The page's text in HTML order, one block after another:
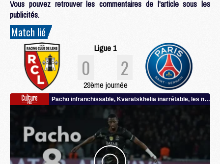
Vous pouvez retrouver les commentaires de l'article sous les
publicités.
Match lié
Ligue 1
0 2
29ème journée